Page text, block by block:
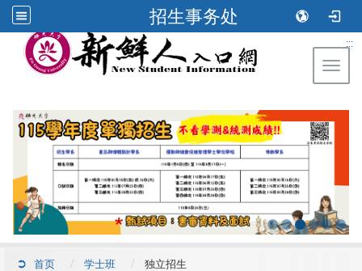
招生事务处
:::
首页 学士班 独立招生